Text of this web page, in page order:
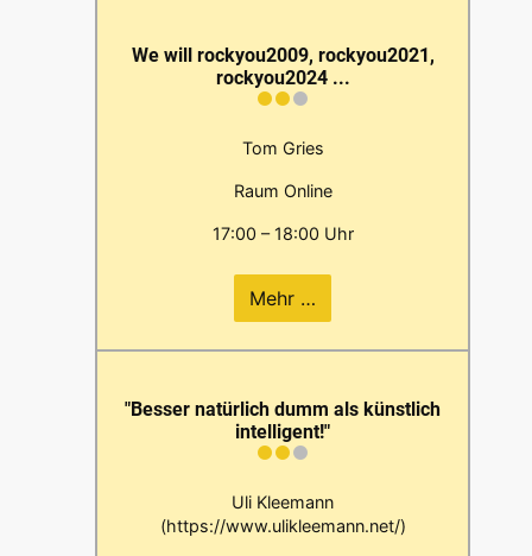
We will rockyou2009, rockyou2021,
rockyou2024 ...
Tom Gries
Raum Online
17:00 – 18:00 Uhr
Mehr …
"Besser natürlich dumm als künstlich
intelligent!"
Uli Kleemann
(https://www.ulikleemann.net/)